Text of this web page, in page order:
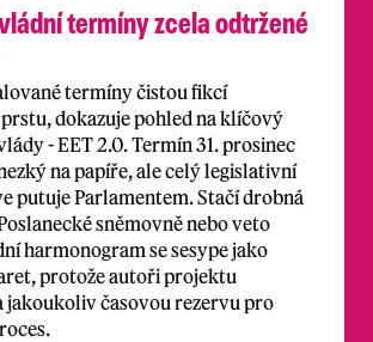
termíny zcela odtržené
termíny čistou fikcí
dokazuje pohled na klíčový
- EET 2.0. Termín 31. prosinec
na papíře, ale celý legislativní
putuje Parlamentem. Stačí drobná
sněmovně nebo veto
harmonogram se sesype jako
protože autoři projektu
jakoukoliv časovou rezervu pro